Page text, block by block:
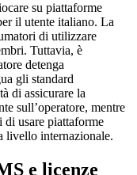
su piattaforme
il utente italiano. La
di utilizzare
Tuttavia, è
detenga
gli standard
di assicurare la
sull’operatore, mentre
di usare piattaforme
livello internazionale.
e licenze